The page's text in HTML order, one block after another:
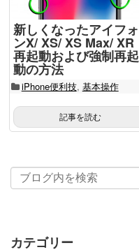
新しくなったアイフォ
ンX/ XS/ XS Max/ XR
再起動および強制再起
動の方法
iPhone便利技, 基本操作
記事を読む
カテゴリー